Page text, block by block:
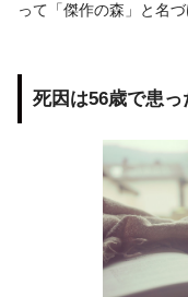
って「傑作の森」と名づ
死因は56歳で患っ